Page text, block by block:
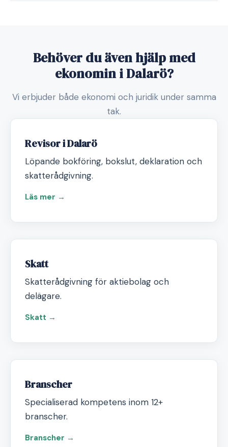
Behöver du även hjälp med
ekonomin i Dalarö?
Vi erbjuder både ekonomi och juridik under samma
tak.
Revisor i Dalarö
Löpande bokföring, bokslut, deklaration och
skatterådgivning.
Läs mer →
Skatt
Skatterådgivning för aktiebolag och
delägare.
Skatt →
Branscher
Specialiserad kompetens inom 12+
branscher.
Branscher →